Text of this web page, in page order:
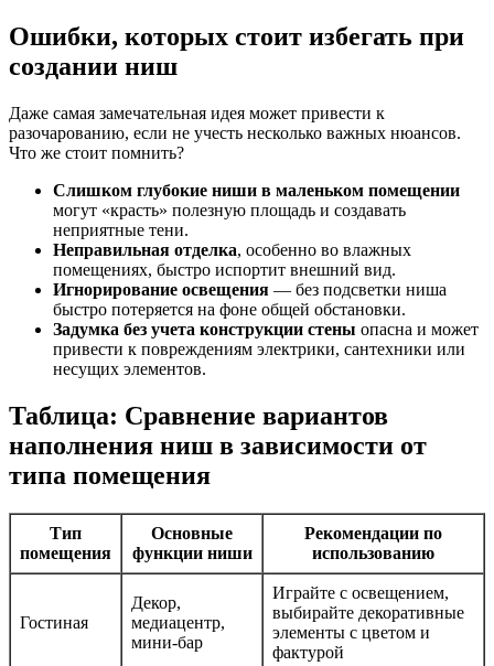
Ошибки, которых стоит избегать при
создании ниш
Даже самая замечательная идея может привести к
разочарованию, если не учесть несколько важных нюансов.
Что же стоит помнить?
Слишком глубокие ниши в маленьком помещении
могут «красть» полезную площадь и создавать
неприятные тени.
Неправильная отделка, особенно во влажных
помещениях, быстро испортит внешний вид.
Игнорирование освещения — без подсветки ниша
быстро потеряется на фоне общей обстановки.
Задумка без учета конструкции стены опасна и может
привести к повреждениям электрики, сантехники или
несущих элементов.
Таблица: Сравнение вариантов
наполнения ниш в зависимости от
типа помещения
Тип
помещения
Основные
функции ниши
Рекомендации по
использованию
Гостиная
Декор,
медиацентр,
мини-бар
Играйте с освещением,
выбирайте декоративные
элементы с цветом и
фактурой